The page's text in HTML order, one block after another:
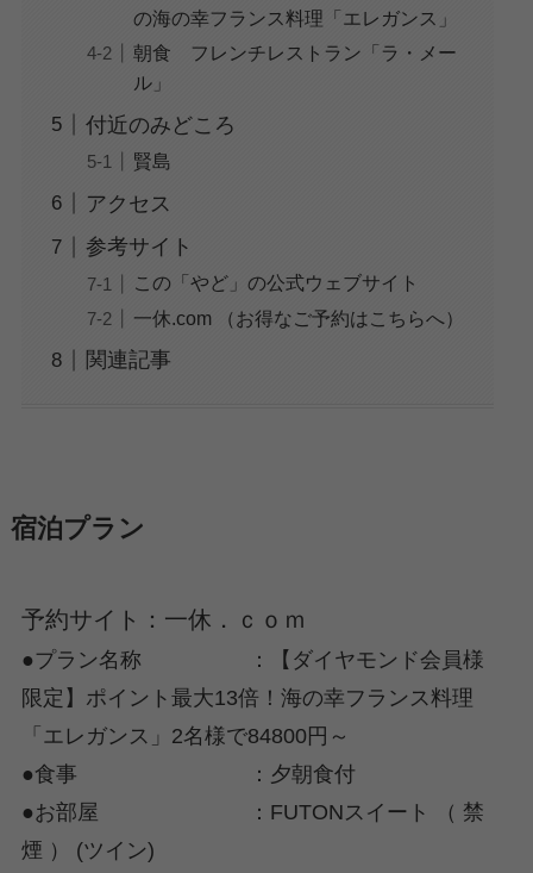
の海の幸フランス料理「エレガンス」
朝食 フレンチレストラン「ラ・メー
ル」
付近のみどころ
賢島
アクセス
参考サイト
この「やど」の公式ウェブサイト
一休.com （お得なご予約はこちらへ）
関連記事
宿泊プラン
予約サイト：一休．ｃｏｍ
●プラン名称 ：【ダイヤモンド会員様
限定】ポイント最大13倍！海の幸フランス料理
「エレガンス」2名様で84800円～
●食事 ：夕朝食付
●お部屋 ：FUTONスイート （ 禁
煙 ） (ツイン)